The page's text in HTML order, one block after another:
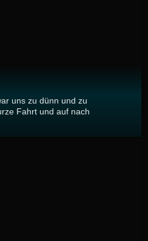
uns zu dünn und zu
Fahrt und auf nach